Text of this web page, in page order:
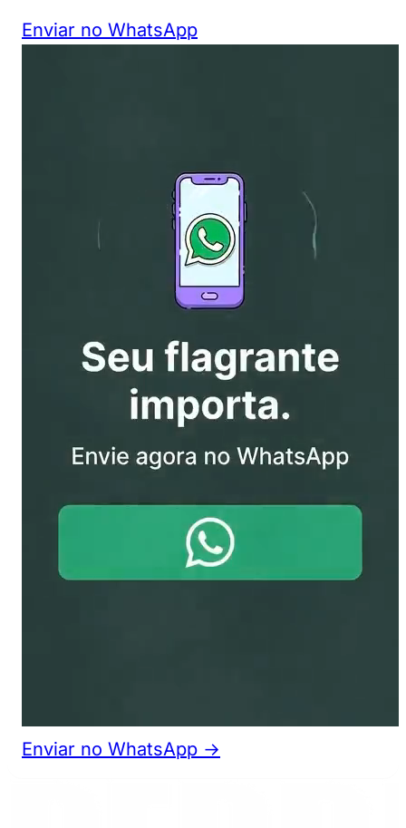
Enviar no WhatsApp
Enviar no WhatsApp →